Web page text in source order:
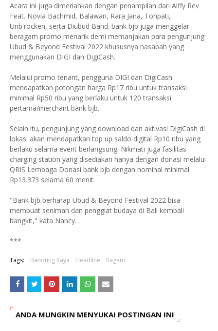
Acara ini juga dimeriahkan dengan penampilan dari Alffy Rev
Feat. Novia Bachmid, Balawan, Rara Jana, Tohpati,
Unb'rocken, serta Diubud Band. bank bjb juga menggelar
beragam promo menarik demi memanjakan para pengunjung
Ubud & Beyond Festival 2022 khususnya nasabah yang
menggunakan DIGI dan DigiCash.
Melalui promo tenant, pengguna DIGI dan DigiCash
mendapatkan potongan harga Rp17 ribu untuk transaksi
minimal Rp50 ribu yang berlaku untuk 120 transaksi
pertama/merchant bank bjb.
Selain itu, pengunjung yang download dan aktivasi DigiCash di
lokasi akan mendapatkan top up saldo digital Rp10 ribu yang
berlaku selama event berlangsung. Nikmati juga fasilitas
charging station yang disediakan hanya dengan donasi melalui
QRIS Lembaga Donasi bank bjb dengan nominal minimal
Rp13.373 selama 60 menit.
"Bank bjb berharap Ubud & Beyond Festival 2022 bisa
membuat seniman dan penggiat budaya di Bali kembali
bangkit," kata Nancy.
***
Tags: Bandung Raya Headline Ragam
ANDA MUNGKIN MENYUKAI POSTINGAN INI